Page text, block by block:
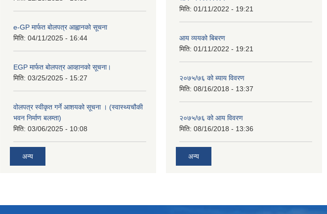
e-GP मार्फत बोलपत्र आह्वानको सूचना
मिति: 04/11/2025 - 16:44
EGP मार्फत बोलपत्र आव्हानको सूचना।
मिति: 03/25/2025 - 15:27
वोलपत्र स्वीकृत गर्ने आशयको सूचना । (स्वास्थ्यचौकी
भवन निर्माण बलम्ता)
मिति: 03/06/2025 - 10:08
अन्य
मिति: 01/11/2022 - 19:21
आय व्ययको बिबरण
मिति: 01/11/2022 - 19:21
२०७५/७६ को ब्याय विवरण
मिति: 08/16/2018 - 13:37
२०७५/७६ को आय विवरण
मिति: 08/16/2018 - 13:36
अन्य